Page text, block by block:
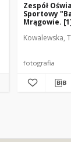
Zespół
Sportowy
Mrągowie.
Kowalewska,
fotografia